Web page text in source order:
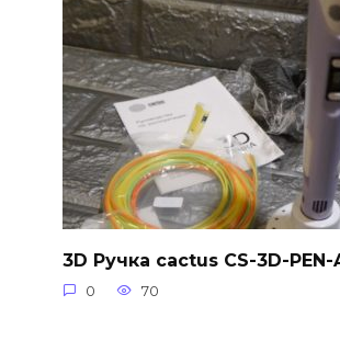
3D Ручка cactus CS-3D-PEN-
0 70